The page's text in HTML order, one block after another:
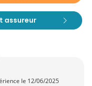
assureur
le 12/06/2025